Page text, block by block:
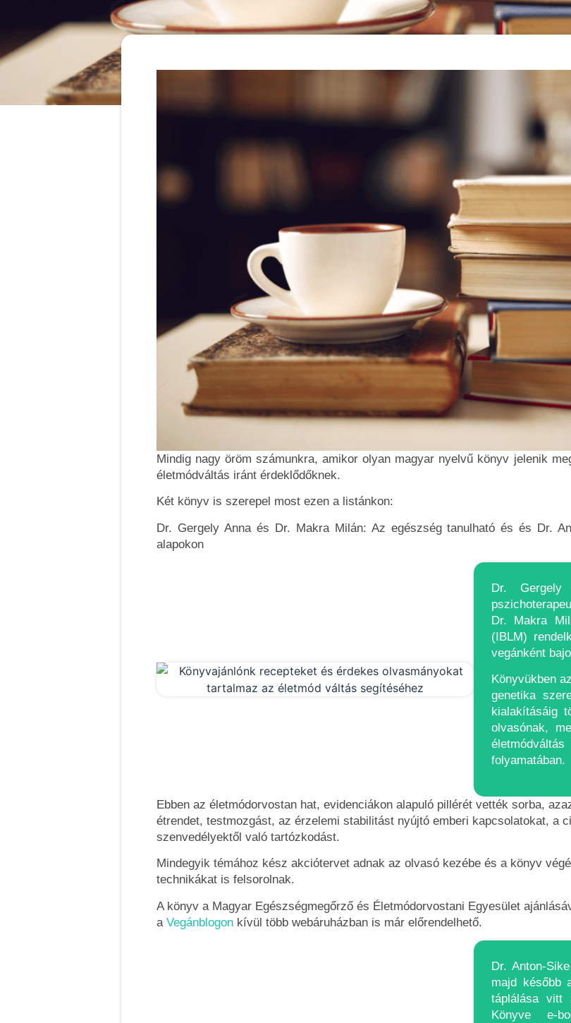
Mindig nagy öröm számunkra, amikor olyan magyar nyelvű könyv jelenik
életmódváltás iránt érdeklődőknek.
Két könyv is szerepel most ezen a listánkon:
Dr. Gergely Anna és Dr. Makra Milán: Az egészség tanulható és és Dr.
alapokon
Dr. Gergely
Dr. Makra
(IBLM)
vegánként
Könyvükben
genetika
kialakításáig
olvasónak,
folyamatában.
Ebben az életmódorvostan hat, evidenciákon alapuló pillérét vették sorba,
étrendet, testmozgást, az érzelemi stabilitást nyújtó emberi kapcsolatokat, a
szenvedélyektől való tartózkodást.
Mindegyik témához kész akciótervet adnak az olvasó kezébe és a könyv
technikákat is felsorolnak.
A könyv a Magyar Egészségmegőrző és Életmódorvostani Egyesület
a Vegánblogon kívül több webáruházban is már előrendelhető.
Dr. Anton-
majd később
táplálása vitt
Könyve e-